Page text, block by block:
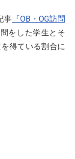
事 『OB・OG訪問
をした学生とそ
得ている割合に